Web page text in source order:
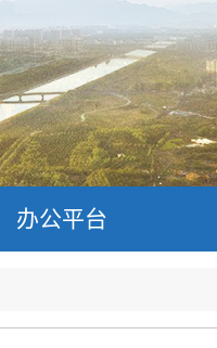
办公平台